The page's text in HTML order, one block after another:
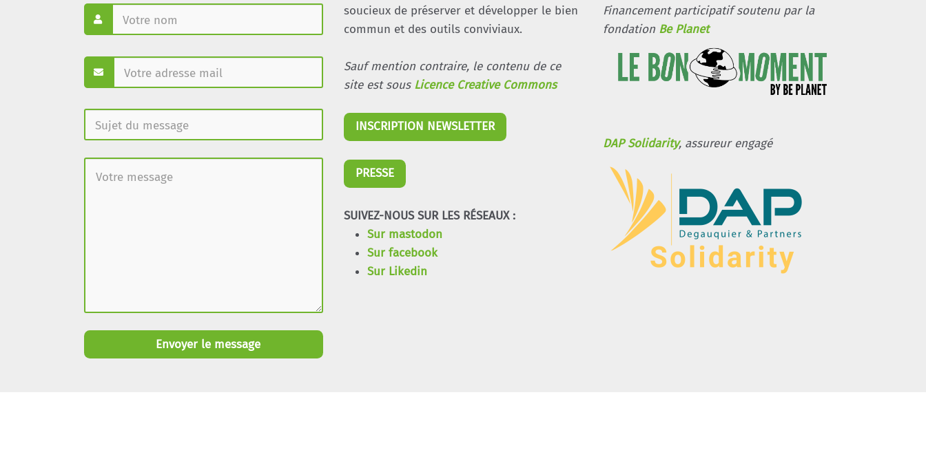
Envoyer le message
soucieux de préserver et développer le bien
commun et des outils conviviaux.
Sauf mention contraire, le contenu de ce
site est sous Licence Creative Commons
INSCRIPTION NEWSLETTER
PRESSE
SUIVEZ-NOUS SUR LES RÉSEAUX :
Sur mastodon
Sur facebook
Sur Likedin
Financement participatif soutenu par la
fondation Be Planet
DAP Solidarity, assureur engagé